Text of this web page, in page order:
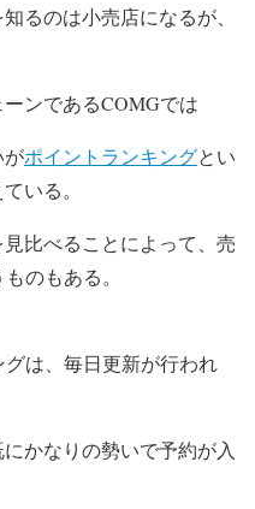
るのは小売店になるが、
ンであるCOMGでは
がポイントランキングとい
いる。
比べることによって、売
のもある。
は、毎日更新が行われ
かなりの勢いで予約が入